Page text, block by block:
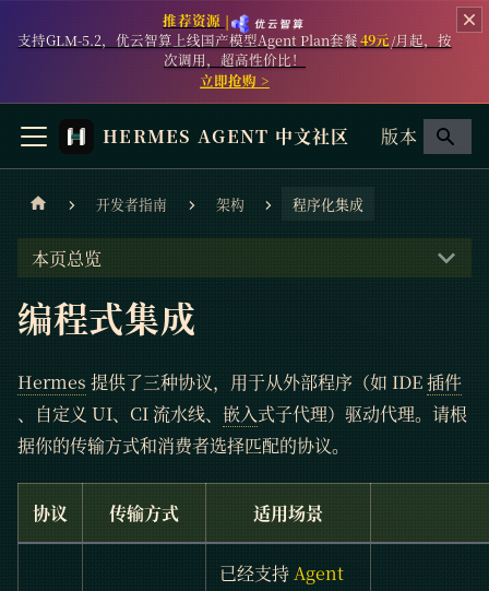
推荐资源 |
支持GLM-5.2，优云智算上线国产模型Agent Plan套餐49元/月起，按
次调用，超高性价比！
立即抢购 >
HERMES AGENT 中文社区 版本
开发者指南 架构 程序化集成
本页总览
编程式集成
Hermes 提供了三种协议，用于从外部程序（如 IDE插件
、自定义 UI、CI 流水线、 嵌入式子代理）驱动代理。请根
据你的传输方式和消费者选择匹配的协议。
协议 传输方式 适用场景
已经支持Agent